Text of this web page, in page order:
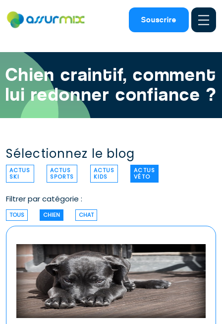
Souscrire
Assurance animaux Chien peur
Chien craintif, comment
lui redonner confiance ?
Sélectionnez le blog
ACTUS
SKI
ACTUS
SPORTS
ACTUS
KIDS
ACTUS
VÉTO
Filtrer par catégorie :
TOUS CHIEN CHAT